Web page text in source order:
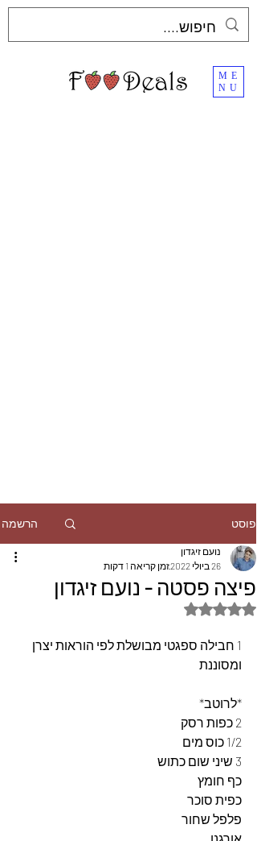
ME
NU
פוסט הרשמה
פיצה פסטה - נועם זיגדון
נועם זיגדון
26 ביולי 2022
זמן קריאה 1 דקות
דירוג של NaN מתוך 5 כוכבים
1 חבילה ספגטי מבושלת לפי הוראות יצרן
ומסוננת
*לרוטב*
2 כפות רסק
1/2 כוס מים
3 שיני שום כתוש
כף חומץ
כפית סוכר
פלפל שחור